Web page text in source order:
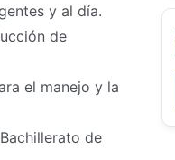
y al día.
de
el manejo y la
de